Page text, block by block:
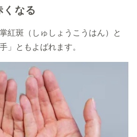
くなる
紅斑（しゅしょうこうはん）と
」ともよばれます。